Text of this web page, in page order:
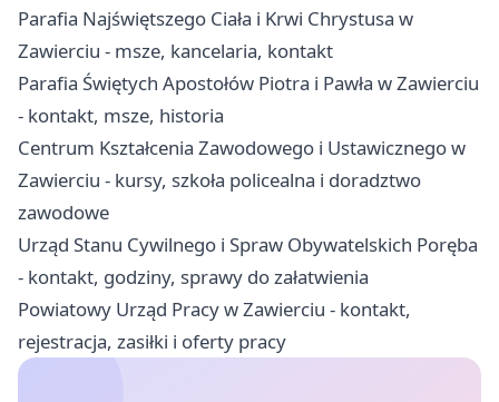
Parafia Najświętszego Ciała i Krwi Chrystusa w
Zawierciu - msze, kancelaria, kontakt
Parafia Świętych Apostołów Piotra i Pawła w Zawierciu
- kontakt, msze, historia
Centrum Kształcenia Zawodowego i Ustawicznego w
Zawierciu - kursy, szkoła policealna i doradztwo
zawodowe
Urząd Stanu Cywilnego i Spraw Obywatelskich Poręba
- kontakt, godziny, sprawy do załatwienia
Powiatowy Urząd Pracy w Zawierciu - kontakt,
rejestracja, zasiłki i oferty pracy